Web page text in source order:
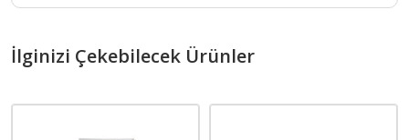
İlginizi Çekebilecek Ürünler